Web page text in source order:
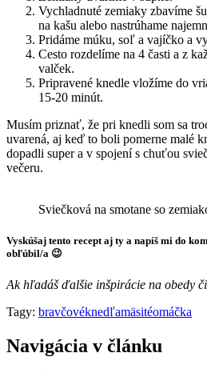
Vychladnuté zemiaky zbavíme
na kašu alebo nastrúhame
Pridáme múku, soľ a vajíčko a
Cesto rozdelíme na 4 časti a z
valček.
Pripravené knedle vložíme do
15-20 minút.
Musím priznať, že pri knedli som sa
uvarená, aj keď to boli pomerne malé
dopadli super a v spojení s chuťou
večeru.
Sviečková na smotane so
Vyskúšaj tento recept aj ty a napíš mi do
obľúbil/a 😉
Ak hľadáš ďalšie inšpirácie na obedy
Tagy: bravčovéknedľamäsitéomáčka
Navigácia v článku